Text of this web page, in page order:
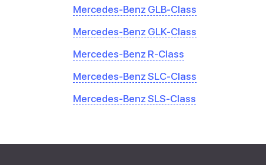
Mercedes-Benz GLB-Class
Mercedes-Benz GLK-Class
Mercedes-Benz R-Class
Mercedes-Benz SLC-Class
Mercedes-Benz SLS-Class